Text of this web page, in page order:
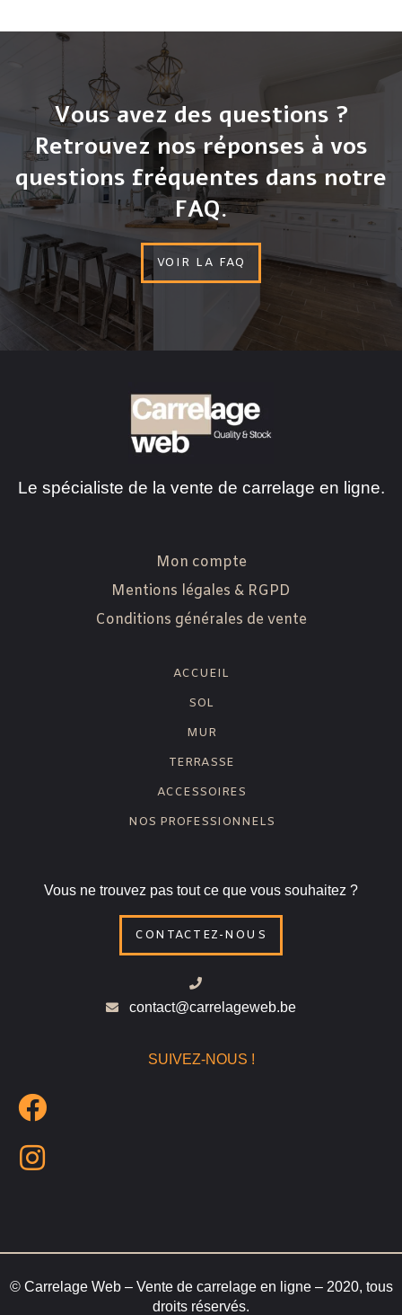
Vous avez des questions ?
Retrouvez nos réponses à vos
questions fréquentes dans notre
FAQ.
VOIR LA FAQ
Le spécialiste de la vente de carrelage en ligne.
Mon compte
Mentions légales & RGPD
Conditions générales de vente
ACCUEIL
SOL
MUR
TERRASSE
ACCESSOIRES
NOS PROFESSIONNELS
Vous ne trouvez pas tout ce que vous souhaitez ?
CONTACTEZ-NOUS
contact@carrelageweb.be
SUIVEZ-NOUS !
© Carrelage Web – Vente de carrelage en ligne – 2020, tous
droits réservés.